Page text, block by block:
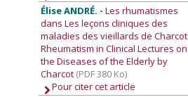
Élise ANDRÉ. -Les rhumatismes
dans Les leçons cliniques des
maladies des vieillards de Charcot
Rheumatism in Clinical Lectures on
the Diseases of the Elderly by
Charcot (PDF 380 Ko)
Pour citer cet article